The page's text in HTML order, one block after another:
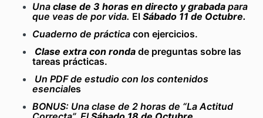
Una clase de 3 horas en directo y grabada para
que veas de por vida. El Sábado 11 de Octubre.
Cuaderno de práctica con ejercicios.
Clase extra con ronda de preguntas sobre las
tareas prácticas.
Un PDF de estudio con los contenidos
esenciales
BONUS: Una clase de 2 horas de “La Actitud